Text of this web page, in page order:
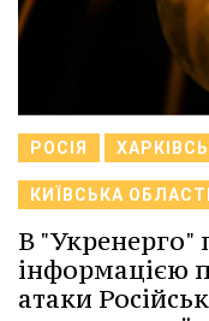
РОСІЯ
КИЇВСЬКА
В "Укренерго"
інформацією
атаки